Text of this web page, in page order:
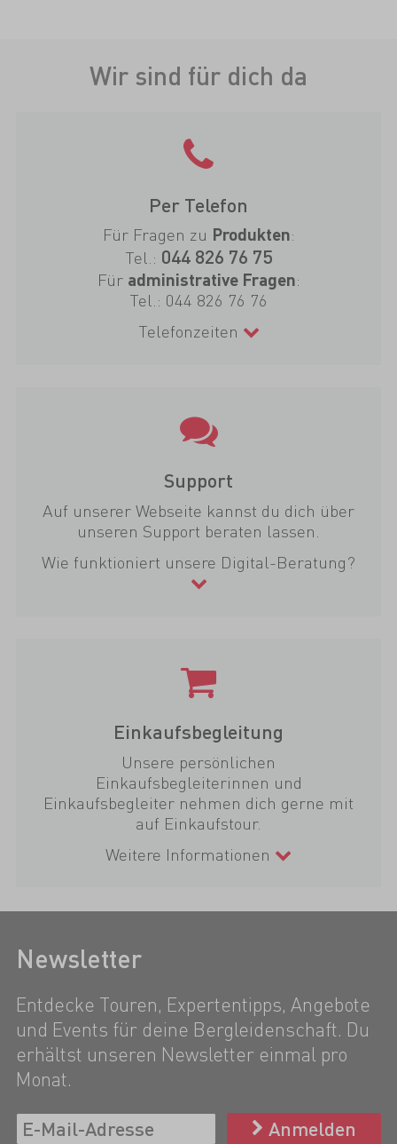
Wir sind für dich da
Per Telefon
Für Fragen zu Produkten:
Tel.: 044 826 76 75
Für administrative Fragen:
Tel.: 044 826 76 76
Telefonzeiten
Support
Auf unserer Webseite kannst du dich über
unseren Support beraten lassen.
Wie funktioniert unsere Digital-Beratung?
Einkaufsbegleitung
Unsere persönlichen
Einkaufsbegleiterinnen und
Einkaufsbegleiter nehmen dich gerne mit
auf Einkaufstour.
Weitere Informationen
Newsletter
Entdecke Touren, Expertentipps, Angebote
und Events für deine Bergleidenschaft. Du
erhältst unseren Newsletter einmal pro
Monat.
Anmelden